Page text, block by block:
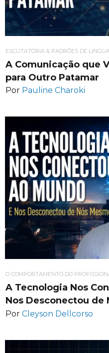
ESCUTATÓRIA & PADRÕES DE
A Comunicação que
para Outro Patamar
Por Pauline Charoki
O COMPORTAMENTO DO
A Tecnologia Nos
Nos Desconectou de
Por Cleyson Dellcorso